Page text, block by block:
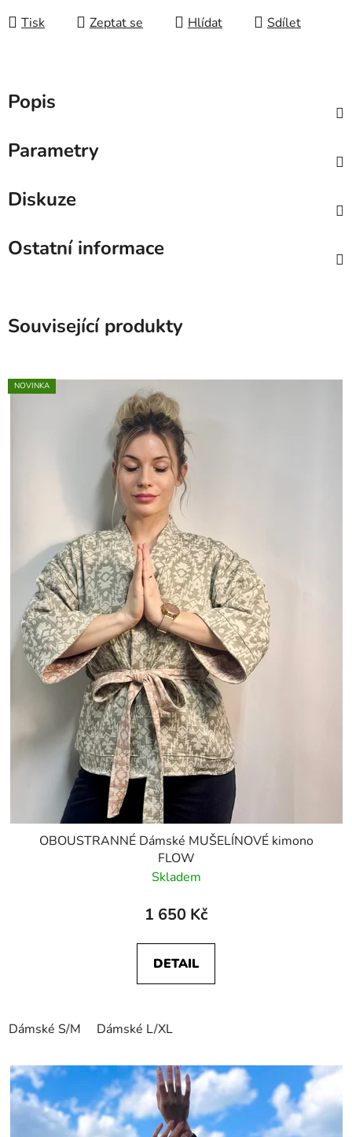
Tisk Zeptat se Hlídat Sdílet
Popis
Parametry
Diskuze
Ostatní informace
Související produkty
NOVINKA
OBOUSTRANNÉ Dámské MUŠELÍNOVÉ kimono
FLOW
Skladem
1 650 Kč
DETAIL
Dámské S/M Dámské L/XL